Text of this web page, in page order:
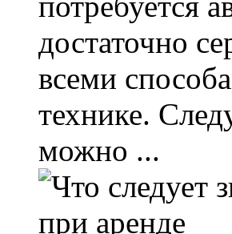
достаточно
всеми
технике.
можно ...